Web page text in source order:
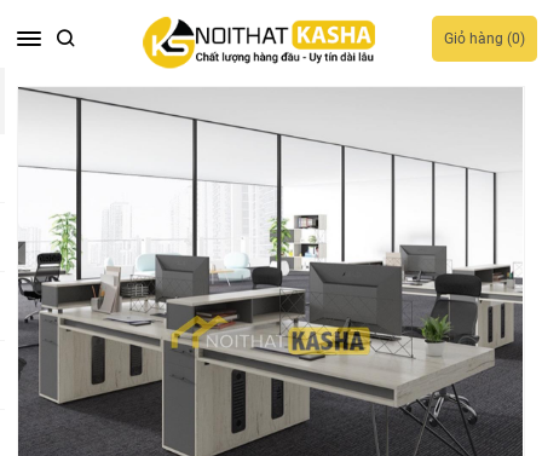
Giỏ hàng (0)